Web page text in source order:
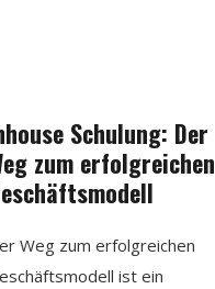
Schulung: Der
zum erfolgreichen
Weg zum erfolgreichen
ist ein